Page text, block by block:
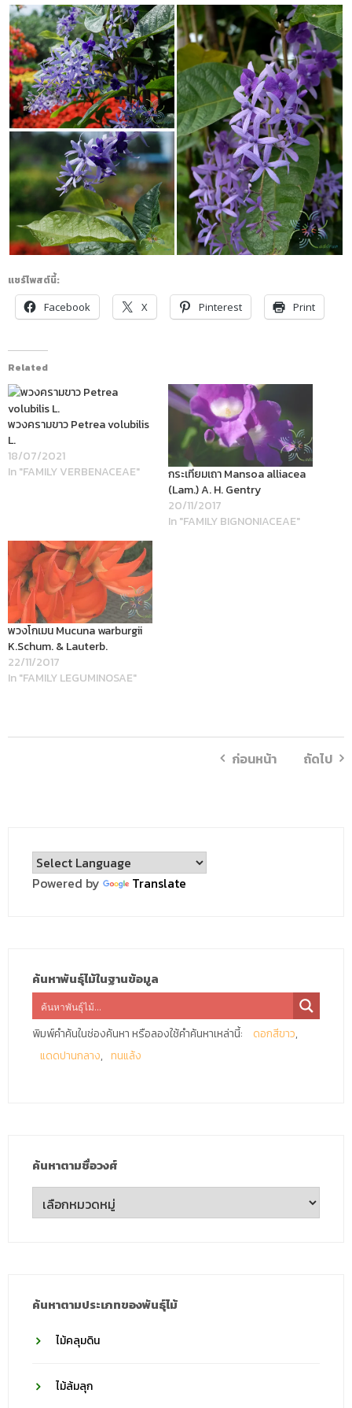
แชร์โพสต์นี้:
Facebook
X Pinterest Print
Related
พวงครามขาว Petrea volubilis
L.
18/07/2021
In "FAMILY VERBENACEAE"
กระเทียมเถา Mansoa alliacea
(Lam.) A. H. Gentry
20/11/2017
In "FAMILY BIGNONIACEAE"
พวงโกเมน Mucuna warburgii
K.Schum. & Lauterb.
22/11/2017
In "FAMILY LEGUMINOSAE"
ก่อนหน้า ถัดไป
Powered by Translate
ค้นหาพันธุ์ไม้ในฐานข้อมูล
พิมพ์คำค้นในช่องค้นหา หรือลองใช้คำค้นหาเหล่านี้:
ดอกสีขาว
แดดปานกลาง
ทนแล้ง
ค้นหาตามชื่อวงศ์
ค้นหา
ตาม
ค้นหาตามประเภทของพันธุ์ไม้
ไม้คลุมดิน
ไม้ล้มลุก